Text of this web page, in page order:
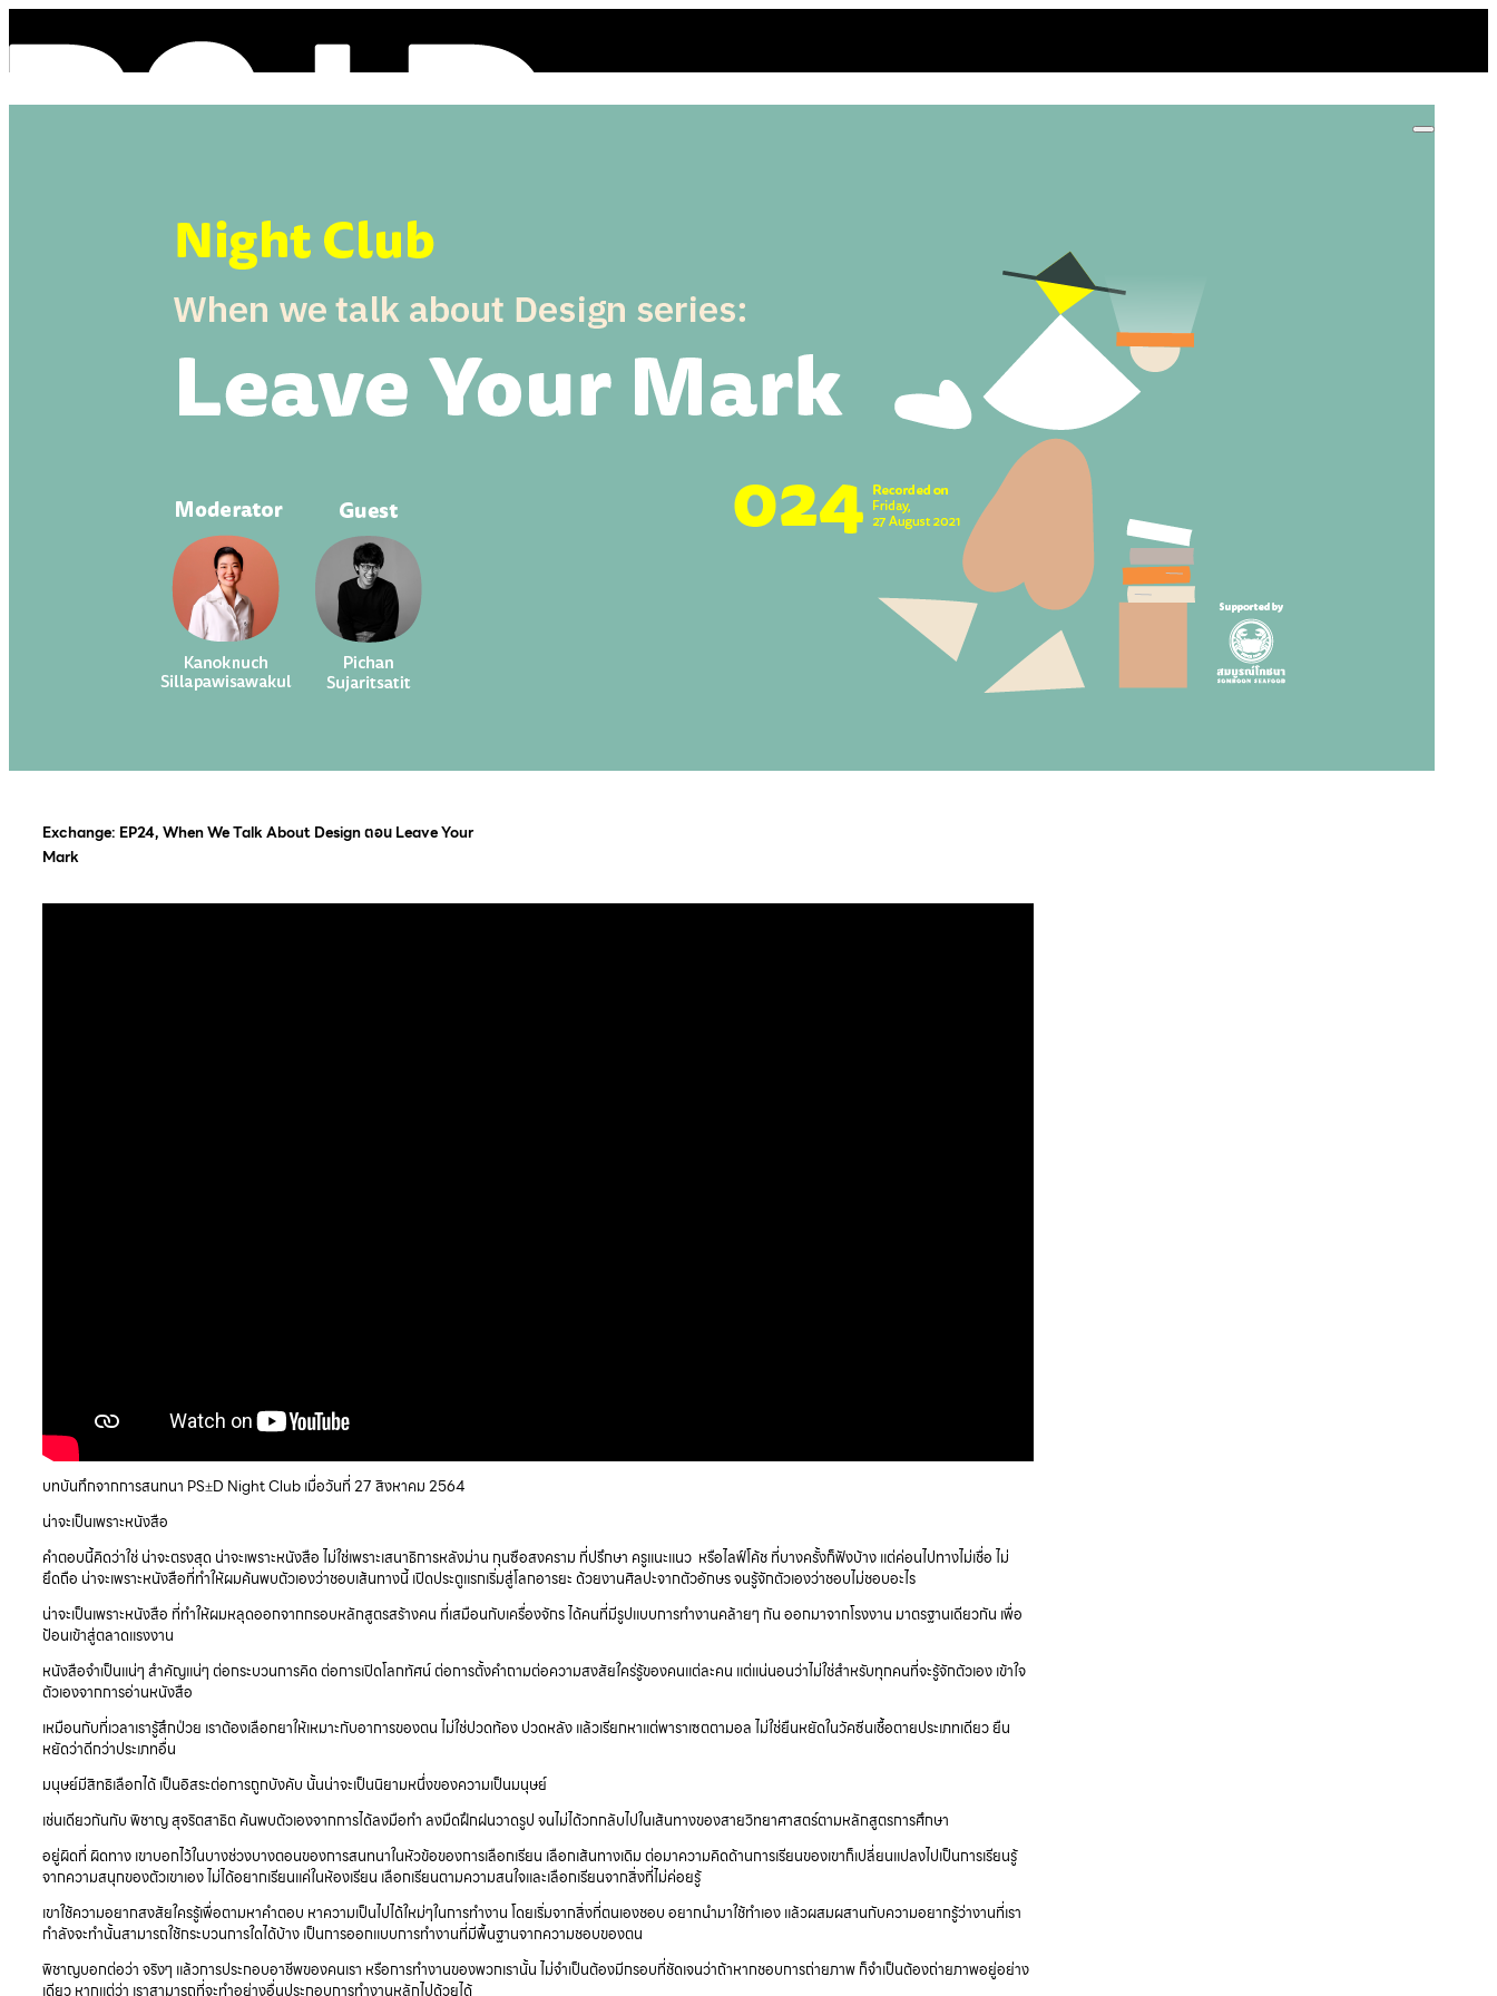
Exchange: EP24, When We Talk About Design ตอน Leave Your
Mark
บทบันทึกจากการสนทนา PS±D Night Club เมื่อวันที่ 27 สิงหาคม 2564
น่าจะเป็นเพราะหนังสือ
คำตอบนี้คิดว่าใช่ น่าจะตรงสุด น่าจะเพราะหนังสือ ไม่ใช่เพราะเสนาธิการหลังม่าน กุนซือสงคราม ที่ปรึกษา ครูแนะแนว หรือไลฟ์โค้ช ที่บางครั้งก็ฟังบ้าง แต่ค่อนไปทางไม่เชื่อ ไม่
ยึดถือ น่าจะเพราะหนังสือที่ทำให้ผมค้นพบตัวเองว่าชอบเส้นทางนี้ เปิดประตูแรกเริ่มสู่โลกอารยะ ด้วยงานศิลปะจากตัวอักษร จนรู้จักตัวเองว่าชอบไม่ชอบอะไร
น่าจะเป็นเพราะหนังสือ ที่ทำให้ผมหลุดออกจากกรอบหลักสูตรสร้างคน ที่เสมือนกับเครื่องจักร ได้คนที่มีรูปแบบการทำงานคล้ายๆ กัน ออกมาจากโรงงาน มาตรฐานเดียวกัน เพื่อ
ป้อนเข้าสู่ตลาดแรงงาน
หนังสือจำเป็นแน่ๆ สำคัญแน่ๆ ต่อกระบวนการคิด ต่อการเปิดโลกทัศน์ ต่อการตั้งคำถามต่อความสงสัยใคร่รู้ของคนแต่ละคน แต่แน่นอนว่าไม่ใช่สำหรับทุกคนที่จะรู้จักตัวเอง เข้าใจ
ตัวเองจากการอ่านหนังสือ
เหมือนกับที่เวลาเรารู้สึกป่วย เราต้องเลือกยาให้เหมาะกับอาการของตน ไม่ใช่ปวดท้อง ปวดหลัง แล้วเรียกหาแต่พาราเซตตามอล ไม่ใช่ยืนหยัดในวัคซีนเชื้อตายประเภทเดียว ยืน
หยัดว่าดีกว่าประเภทอื่น
มนุษย์มีสิทธิเลือกได้ เป็นอิสระต่อการถูกบังคับ นั้นน่าจะเป็นนิยามหนึ่งของความเป็นมนุษย์
เช่นเดียวกันกับ พิชาญ สุจริตสาธิต ค้นพบตัวเองจากการได้ลงมือทำ ลงมืดฝึกฝนวาดรูป จนไม่ได้วกกลับไปในเส้นทางของสายวิทยาศาสตร์ตามหลักสูตรการศึกษา
อยู่ผิดที่ ผิดทาง เขาบอกไว้ในบางช่วงบางตอนของการสนทนาในหัวข้อของการเลือกเรียน เลือกเส้นทางเดิม ต่อมาความคิดด้านการเรียนของเขาก็เปลี่ยนแปลงไปเป็นการเรียนรู้
จากความสนุกของตัวเขาเอง ไม่ได้อยากเรียนแค่ในห้องเรียน เลือกเรียนตามความสนใจและเลือกเรียนจากสิ่งที่ไม่ค่อยรู้
เขาใช้ความอยากสงสัยใครรู้เพื่อตามหาคำตอบ หาความเป็นไปได้ใหม่ๆในการทำงาน โดยเริ่มจากสิ่งที่ตนเองชอบ อยากนำมาใช้ทำเอง แล้วผสมผสานกับความอยากรู้ว่างานที่เรา
กำลังจะทำนั้นสามารถใช้กระบวนการใดได้บ้าง เป็นการออกแบบการทำงานที่มีพื้นฐานจากความชอบของตน
พิชาญบอกต่อว่า จริงๆ แล้วการประกอบอาชีพของคนเรา หรือการทำงานของพวกเรานั้น ไม่จำเป็นต้องมีกรอบที่ชัดเจนว่าถ้าหากชอบการถ่ายภาพ ก็จำเป็นต้องถ่ายภาพอยู่อย่าง
เดียว หากแต่ว่า เราสามารถที่จะทำอย่างอื่นประกอบการทำงานหลักไปด้วยได้